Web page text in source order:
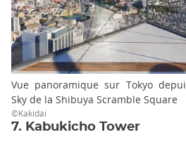
Vue panoramique sur Tokyo
Sky de la Shibuya Scramble Square
©Kakidai
7. Kabukicho Tower